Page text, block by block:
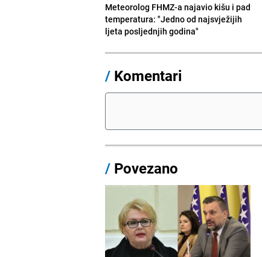
Meteorolog FHMZ-a najavio kišu i pad
temperatura: "Jedno od najsvježijih
ljeta posljednjih godina"
/ Komentari
/ Povezano